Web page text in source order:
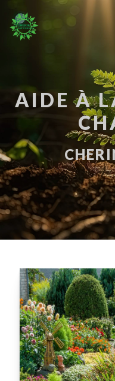
AIDE À
Panneau de gestion des